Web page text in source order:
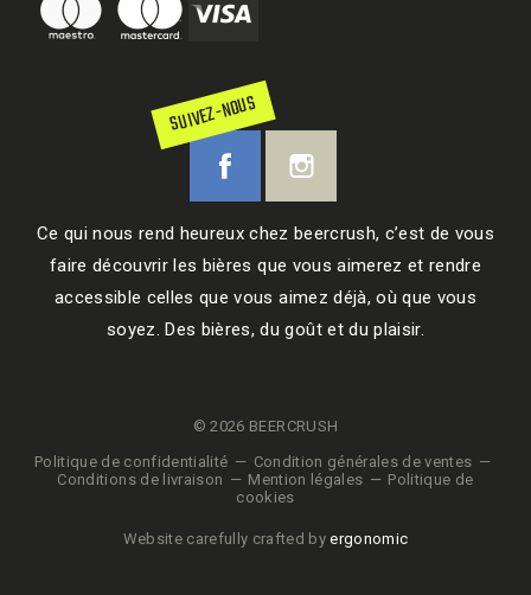
SUIVEZ-NOUS
Ce qui nous rend heureux chez beercrush, c’est de vous
faire découvrir les bières que vous aimerez et rendre
accessible celles que vous aimez déjà, où que vous
soyez. Des bières, du goût et du plaisir.
© 2026 BEERCRUSH
Politique de confidentialité
Condition générales de ventes
Conditions de livraison
Mention légales
Politique de
cookies
Website carefully crafted byergonomic